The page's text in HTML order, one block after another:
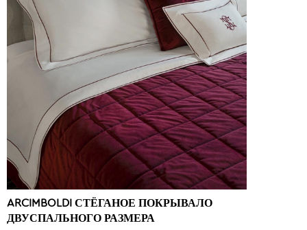
ARCIMBOLDI СТЁГАНОЕ ПОКРЫВАЛО
ДВУСПАЛЬНОГО РАЗМЕРА